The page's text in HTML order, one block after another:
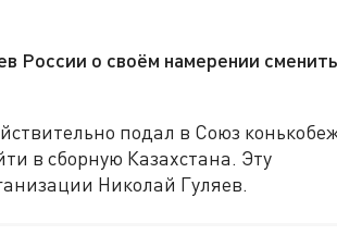
России о своём намерении сменить
подал в Союз
в сборную Казахстана. Эту
Николай Гуляев.